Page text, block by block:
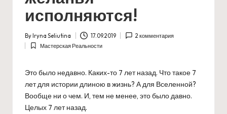
исполняются!
Posted
by
ByIryna Seliutina 17.09.2019 2 комментария
Posted
Мастерская Реальности
Это было недавно. Каких-то 7 лет назад. Что такое 7
лет для истории длиною в жизнь? А для Вселенной?
Вообще ни о чем. И, тем не менее, это было давно.
Целых 7 лет назад.